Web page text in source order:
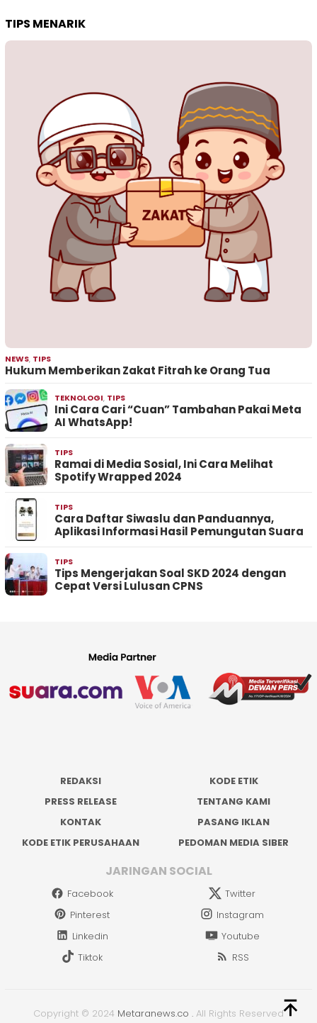
TIPS MENARIK
NEWS, TIPS
Hukum Memberikan Zakat Fitrah ke Orang Tua
TEKNOLOGI, TIPS
Ini Cara Cari “Cuan” Tambahan Pakai Meta
AI WhatsApp!
TIPS
Ramai di Media Sosial, Ini Cara Melihat
Spotify Wrapped 2024
TIPS
Cara Daftar Siwaslu dan Panduannya,
Aplikasi Informasi Hasil Pemungutan Suara
TIPS
Tips Mengerjakan Soal SKD 2024 dengan
Cepat Versi Lulusan CPNS
REDAKSI
KODE ETIK
PRESS RELEASE
TENTANG KAMI
KONTAK
PASANG IKLAN
KODE ETIK PERUSAHAAN
PEDOMAN MEDIA SIBER
JARINGAN SOCIAL
Facebook
Twitter
Pinterest
Instagram
Linkedin
Youtube
Tiktok
RSS
Copyright © 2024 Metaranews.co . All Rights Reserved